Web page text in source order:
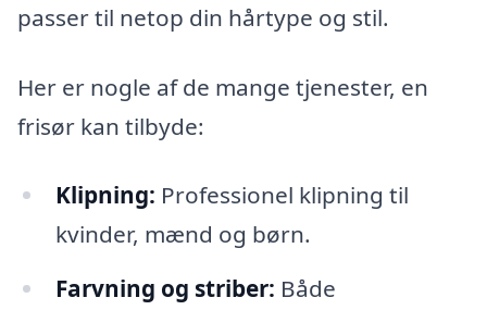
passer til netop din hårtype og stil.
Her er nogle af de mange tjenester, en
frisør kan tilbyde:
Klipning: Professionel klipning til
kvinder, mænd og børn.
Farvning og striber: Både